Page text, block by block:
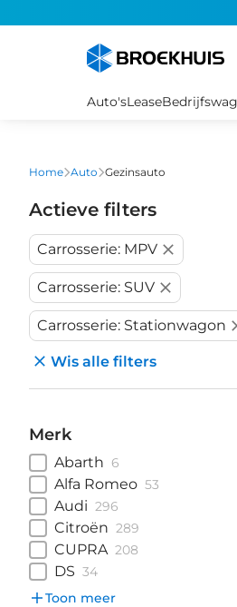
Auto'sLease
Home Auto Gezinsauto
Actieve filters
Carrosserie: MPV
Carrosserie: SUV
Carrosserie: Stationwagon
Wis alle filters
Merk
Abarth 6
Alfa Romeo 53
Audi 296
Citroën 289
CUPRA 208
DS 34
Toon meer